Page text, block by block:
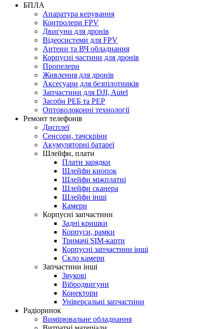
БПЛА
Апаратура керування
Контролери FPV
Двигуни для дронів
Відеосистеми для FPV
Антени та ВЧ обладнання
Корпусні частини для дронів
Пропелери
Живлення для дронів
Аксесуари для безпілотників
Запчастини для DJI, Autel
Засоби РЕБ та РЕР
Оптоволоконні технології
Ремонт телефонів
Дисплеї
Сенсори, тачскріни
Акумуляторні батареї
Шлейфи, плати
Плати зарядки
Шлейфи кнопок
Шлейфи міжплатні
Шлейфи сканера
Шлейфи інші
Камери
Корпусні запчастини
Задні кришки
Корпуси, рамки
Тримачі SIM-карти
Корпусні запчастини інші
Скло камери
Запчастини інші
Звукові
Вібродвигуни
Конектори
Універсальні запчастини
Радіоринок
Вимірювальне обладнання